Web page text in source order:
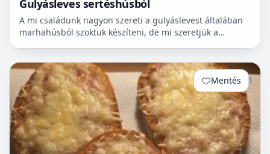
Gulyásleves sertéshúsból
A mi családunk nagyon szereti a gulyáslevest általában
marhahúsból szoktuk készíteni, de mi szeretjük a
Mentés 1